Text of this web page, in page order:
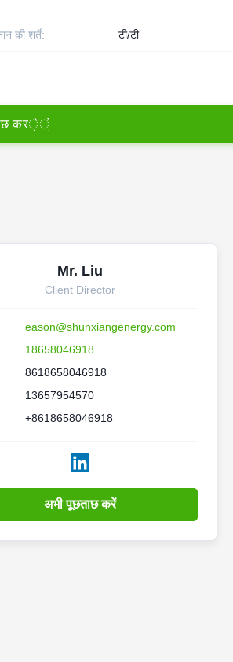
की शर्तें: टी/टी
छ करें
Mr. Liu
Client Director
eason@shunxiangenergy.com
18658046918
8618658046918
13657954570
+8618658046918
अभी पूछताछ करें